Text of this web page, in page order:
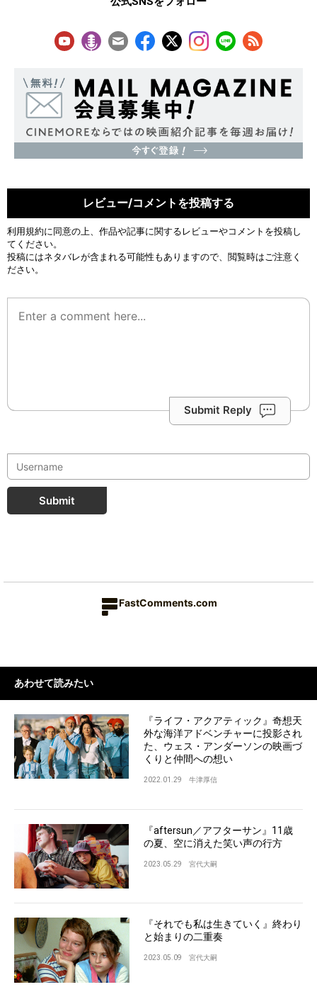
レビュー/コメントを投稿する
利用規約に同意の上、作品や記事に関するレビューやコメントを投稿し
てください。
投稿にはネタバレが含まれる可能性もありますので、閲覧時はご注意く
ださい。
Submit Reply
Submit
FastComments.com
あわせて読みたい
『ライフ・アクアティック』奇想天
外な海洋アドベンチャーに投影され
た、ウェス・アンダーソンの映画づ
くりと仲間への想い
2022.01.29 牛津厚信
『aftersun／アフターサン』11歳
の夏、空に消えた笑い声の行方
2023.05.29 宮代大嗣
『それでも私は生きていく』終わり
と始まりの二重奏
2023.05.09 宮代大嗣